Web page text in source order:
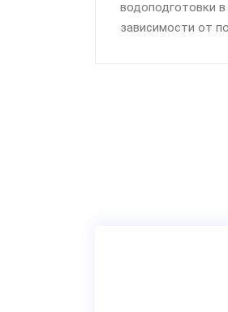
водоподготовки
зависимости от